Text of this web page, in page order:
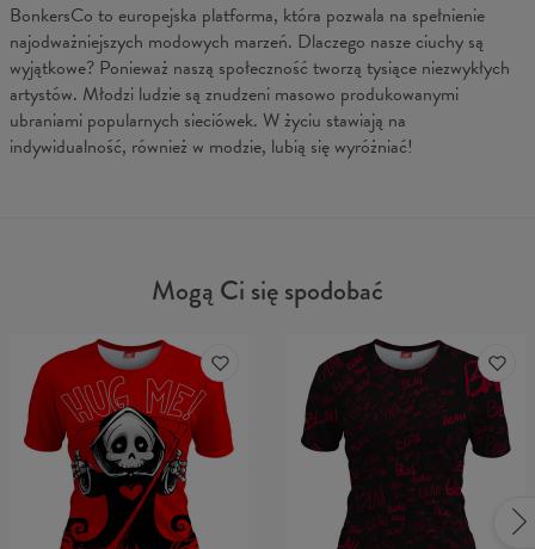
BonkersCo to europejska platforma, która pozwala na spełnienie
najodważniejszych modowych marzeń. Dlaczego nasze ciuchy są
wyjątkowe? Ponieważ naszą społeczność tworzą tysiące niezwykłych
artystów. Młodzi ludzie są znudzeni masowo produkowanymi
ubraniami popularnych sieciówek. W życiu stawiają na
indywidualność, również w modzie, lubią się wyróżniać!
Mogą Ci się spodobać